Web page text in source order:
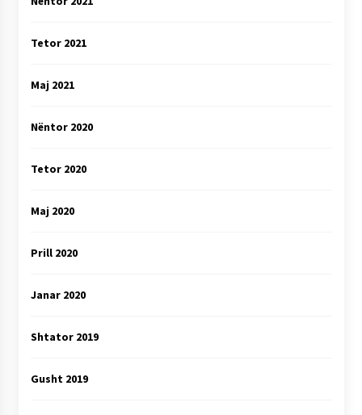
Tetor 2021
Maj 2021
Nëntor 2020
Tetor 2020
Maj 2020
Prill 2020
Janar 2020
Shtator 2019
Gusht 2019